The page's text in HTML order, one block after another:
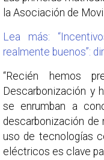
la Asociación de
Lea más:
realmente buenos”:
“Recién hemos
Descarbonización y
se enrumban a
descarbonización de
uso de tecnologías
eléctricos es clave